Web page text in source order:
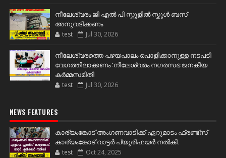
നീലേശ്വരം ജി എൽ പി സ്കൂളിൽ സ്കൂൾ ബസ്
അനുവദിക്കണം
test Jul 30, 2026
നീലേശ്വരത്തെ പഴയപാലം പൊളിക്കാനുള്ള നടപടി
വേഗത്തിലാക്കണം :നീലേശ്വരം നഗരസഭ ജനകീയ
കർമ്മസമിതി
test Jul 30, 2026
NEWS FEATURES
കാര്യംങ്കോട് അംഗണവാടിക്ക് ഏറുമാടം ഫ്രണ്ട്സ്
കാര്യംങ്കോട് വാട്ടർ പ്യൂരിഫയർ നൽകി.
test Oct 24, 2025